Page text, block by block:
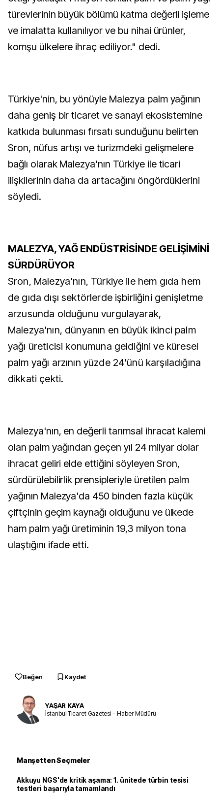
türevlerinin büyük bölümü katma değerli işleme
ve imalatta kullanılıyor ve bu nihai ürünler,
komşu ülkelere ihraç ediliyor." dedi.
Türkiye'nin, bu yönüyle Malezya palm yağının
daha geniş bir ticaret ve sanayi ekosistemine
katkıda bulunması fırsatı sunduğunu belirten
Sron, nüfus artışı ve turizmdeki gelişmelere
bağlı olarak Malezya'nın Türkiye ile ticari
ilişkilerinin daha da artacağını öngördüklerini
söyledi.
MALEZYA, YAĞ ENDÜSTRİSİNDE GELİŞİMİNİ
SÜRDÜRÜYOR
Sron, Malezya'nın, Türkiye ile hem gıda hem
de gıda dışı sektörlerde işbirliğini genişletme
arzusunda olduğunu vurgulayarak,
Malezya'nın, dünyanın en büyük ikinci palm
yağı üreticisi konumuna geldiğini ve küresel
palm yağı arzının yüzde 24'ünü karşıladığına
dikkati çekti.
Malezya'nın, en değerli tarımsal ihracat kalemi
olan palm yağından geçen yıl 24 milyar dolar
ihracat geliri elde ettiğini söyleyen Sron,
sürdürülebilirlik prensipleriyle üretilen palm
yağının Malezya'da 450 binden fazla küçük
çiftçinin geçim kaynağı olduğunu ve ülkede
ham palm yağı üretiminin 19,3 milyon tona
ulaştığını ifade etti.
Beğen Kaydet
YAŞAR KAYA
İstanbul Ticaret Gazetesi – Haber Müdürü
Manşetten Seçmeler
Akkuyu NGS'de kritik aşama: 1. ünitede türbin tesisi
testleri başarıyla tamamlandı